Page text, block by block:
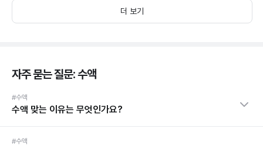
더 보기
자주 묻는 질문: 수액
#수액
수액 맞는 이유는 무엇인가요?
#수액